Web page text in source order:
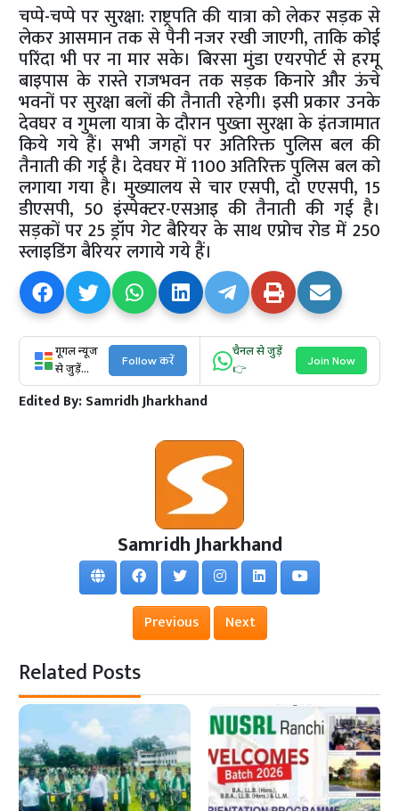
चप्पे-चप्पे पर सुरक्षा: राष्ट्रपति की यात्रा को लेकर सड़क से
लेकर आसमान तक से पैनी नजर रखी जाएगी, ताकि कोई
परिंदा भी पर ना मार सके। बिरसा मुंडा एयरपोर्ट से हरमू
बाइपास के रास्ते राजभवन तक सड़क किनारे और ऊंचे
भवनों पर सुरक्षा बलों की तैनाती रहेगी। इसी प्रकार उनके
देवघर व गुमला यात्रा के दौरान पुख्ता सुरक्षा के इंतजामात
किये गये हैं। सभी जगहों पर अतिरिक्त पुलिस बल की
तैनाती की गई है। देवघर में 1100 अतिरिक्त पुलिस बल को
लगाया गया है। मुख्यालय से चार एसपी, दो एएसपी, 15
डीएसपी, 50 इंस्पेक्टर-एसआइ की तैनाती की गई है।
सड़कों पर 25 ड्रॉप गेट बैरियर के साथ एप्रोच रोड में 250
स्लाइडिंग बैरियर लगाये गये हैं।
गूगल न्यूज
से जुड़ें...
Follow करें
चैनल से जुड़ें
👉
Join Now
Edited By:Samridh Jharkhand
Samridh Jharkhand
Previous Next
Related Posts